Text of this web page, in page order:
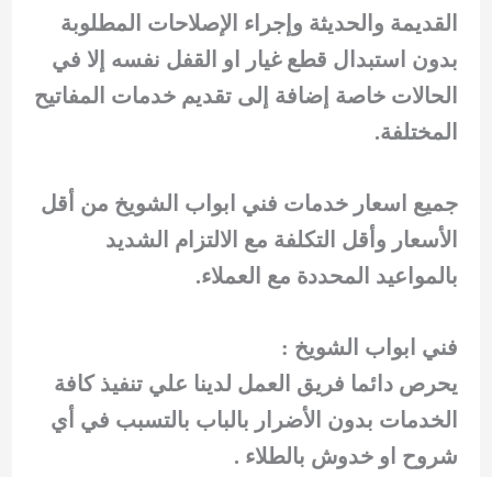
القديمة والحديثة وإجراء الإصلاحات المطلوبة
بدون استبدال قطع غيار او القفل نفسه إلا في
الحالات خاصة إضافة إلى تقديم خدمات المفاتيح
المختلفة.
جميع اسعار خدمات فني ابواب الشويخ من أقل
الأسعار وأقل التكلفة مع الالتزام الشديد
بالمواعيد المحددة مع العملاء.
فني ابواب الشويخ :
يحرص دائما فريق العمل لدينا علي تنفيذ كافة
الخدمات بدون الأضرار بالباب بالتسبب في أي
شروح او خدوش بالطلاء .